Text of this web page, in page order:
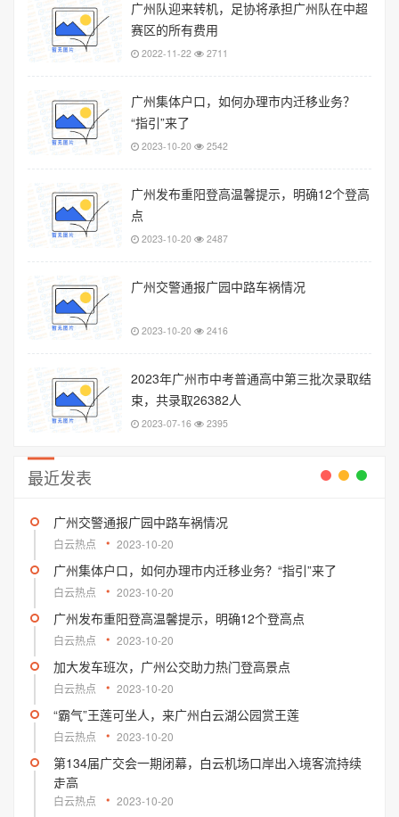
广州队迎来转机，足协将承担广州队在中超
赛区的所有费用
2022-11-22 2711
广州集体户口，如何办理市内迁移业务？
“指引”来了
2023-10-20 2542
广州发布重阳登高温馨提示，明确12个登高
点
2023-10-20 2487
广州交警通报广园中路车祸情况
2023-10-20 2416
2023年广州市中考普通高中第三批次录取结
束，共录取26382人
2023-07-16 2395
最近发表
广州交警通报广园中路车祸情况
白云热点 2023-10-20
广州集体户口，如何办理市内迁移业务？“指引”来了
白云热点 2023-10-20
广州发布重阳登高温馨提示，明确12个登高点
白云热点 2023-10-20
加大发车班次，广州公交助力热门登高景点
白云热点 2023-10-20
“霸气”王莲可坐人，来广州白云湖公园赏王莲
白云热点 2023-10-20
第134届广交会一期闭幕，白云机场口岸出入境客流持续
走高
白云热点 2023-10-20